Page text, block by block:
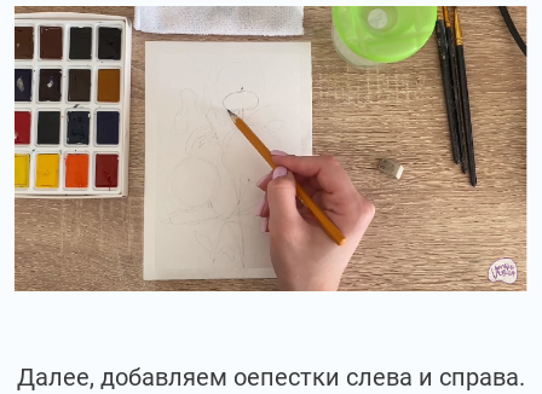
Далее, добавляем оепестки слева и справа.